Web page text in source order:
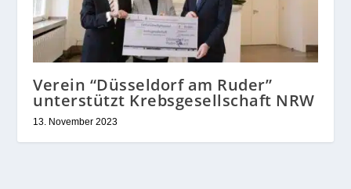
Verein “Düsseldorf am Ruder”
unterstützt Krebsgesellschaft NRW
13. November 2023